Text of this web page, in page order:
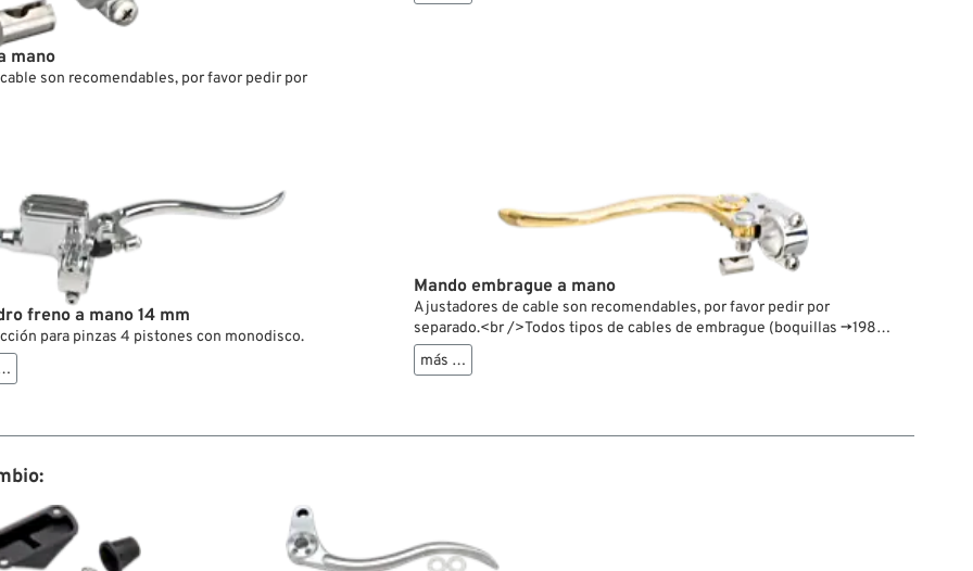
mano
son recomendables, por favor pedir por
freno a mano 14 mm
para pinzas 4 pistones con monodisco.
Mando embrague a mano
Ajustadores de cable son recomendables, por favor pedir por
separado.<br />Todos tipos de cables de embrague (boquillas →1986
y ojales 1987→) se adaptan.
más …